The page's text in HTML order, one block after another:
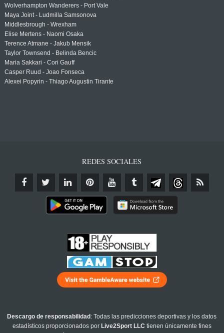
Wolverhampton Wanderers - Port Vale
Maya Joint - Ludmilla Samsonova
Middlesbrough - Wrexham
Elise Mertens - Naomi Osaka
Terence Atmane - Jakub Mensik
Taylor Townsend - Belinda Bencic
Maria Sakkari - Cori Gauff
Casper Ruud - Joao Fonseca
Alexei Popyrin - Thiago Augustin Tirante
REDES SOCIALES
Descargo de responsabilidad : Todas las predicciones deportivas y los datos
estadísticos proporcionados por Live2Sport LLC tienen únicamente fines